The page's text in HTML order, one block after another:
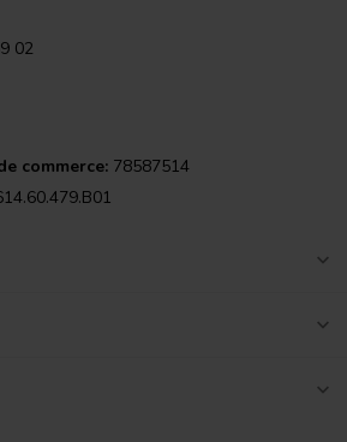
02
commerce: 78587514